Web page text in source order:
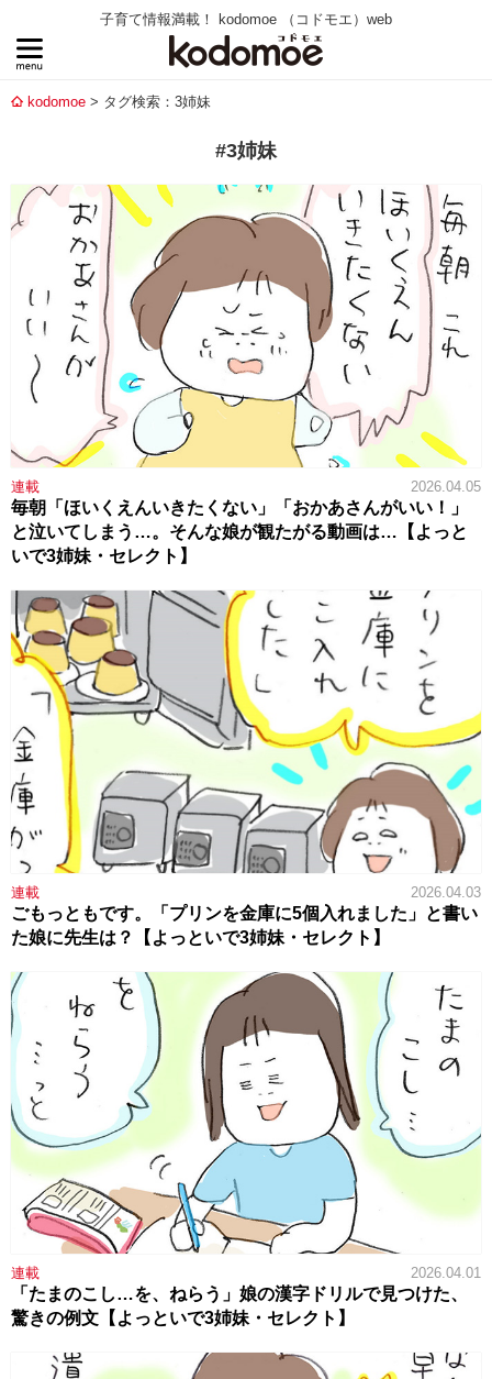
子育て情報満載！ kodomoe （コドモエ）web
kodomoe タグ検索：3姉妹
#3姉妹
連載 2026.04.05
毎朝「ほいくえんいきたくない」「おかあさんがいい！」
と泣いてしまう…。そんな娘が観たがる動画は…【よっと
いで3姉妹・セレクト】
連載 2026.04.03
ごもっともです。「プリンを金庫に5個入れました」と書い
た娘に先生は？【よっといで3姉妹・セレクト】
連載 2026.04.01
「たまのこし…を、ねらう」娘の漢字ドリルで見つけた、
驚きの例文【よっといで3姉妹・セレクト】